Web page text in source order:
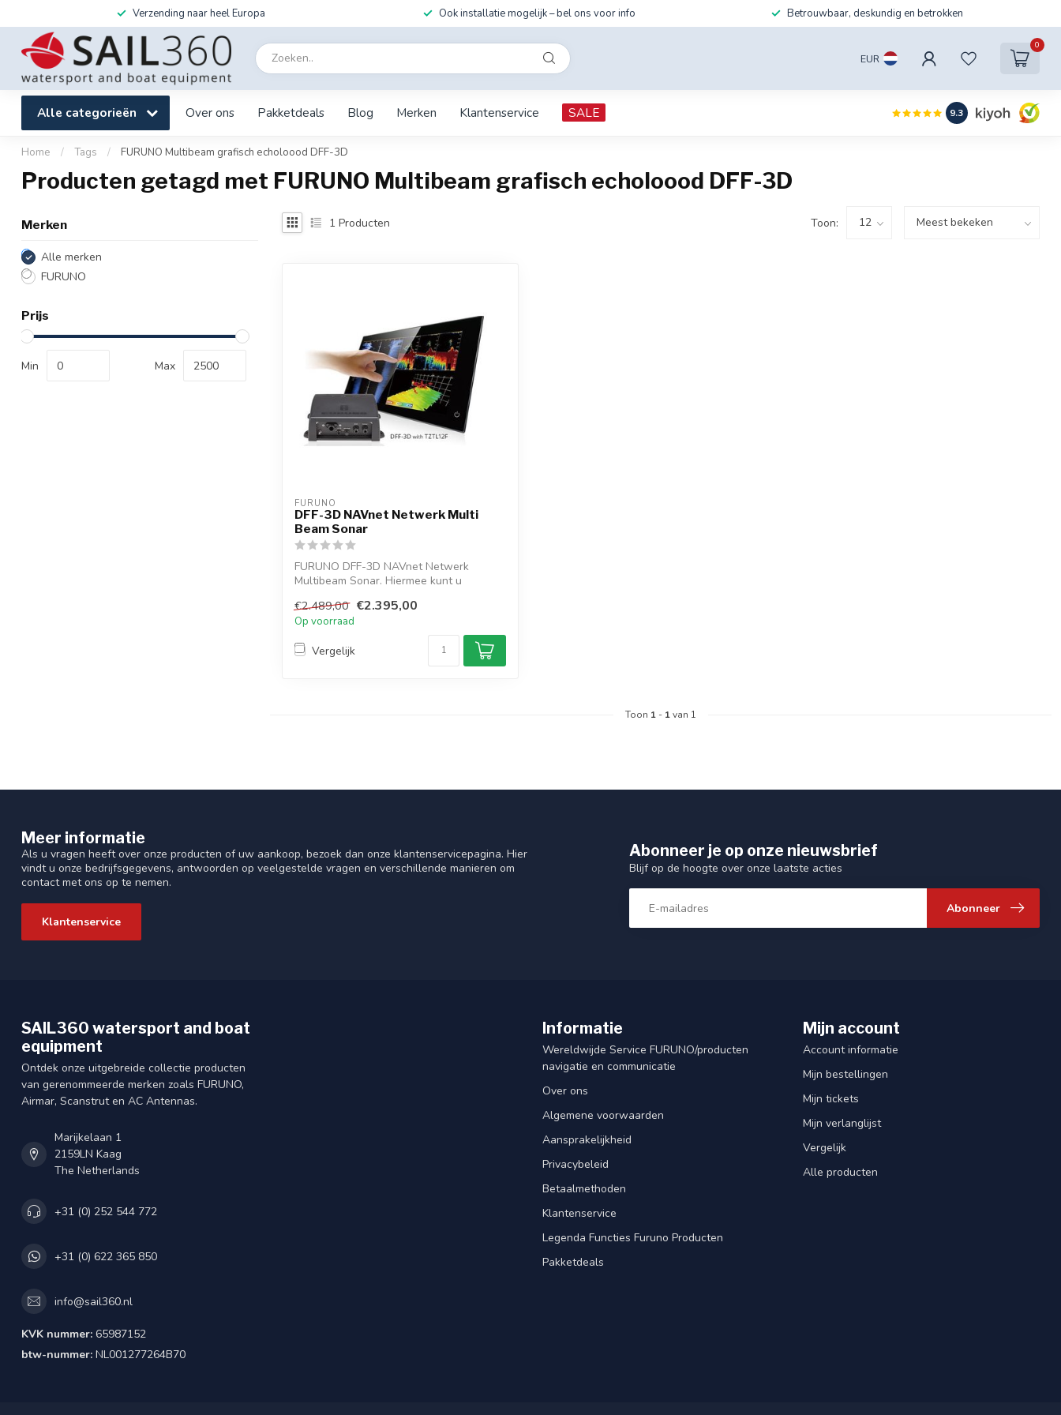
Verzending naar heel Europa Ook installatie mogelijk – bel ons voor info Betrouwbaar, deskundig en betrokken
EUR
0
Alle categorieën Over ons Pakketdeals Blog Merken Klantenservice SALE 9.3
Home / Tags / FURUNO Multibeam grafisch echoloood DFF-3D
Producten getagd met FURUNO Multibeam grafisch echoloood DFF-3D
Merken
Alle merken
FURUNO
Prijs
Min Max
1 Producten Toon:
FURUNO
DFF-3D NAVnet Netwerk Multi
Beam Sonar
FURUNO DFF-3D NAVnet Netwerk
Multibeam Sonar. Hiermee kunt u
€2.489,00 €2.395,00
Op voorraad
Vergelijk
Toon 1 - 1van 1
Meer informatie
Als u vragen heeft over onze producten of uw aankoop, bezoek dan onze klantenservicepagina. Hier
vindt u onze bedrijfsgegevens, antwoorden op veelgestelde vragen en verschillende manieren om
contact met ons op te nemen.
Klantenservice
Abonneer je op onze nieuwsbrief
Blijf op de hoogte over onze laatste acties
Abonneer
SAIL360 watersport and boat
equipment
Ontdek onze uitgebreide collectie producten
van gerenommeerde merken zoals FURUNO,
Airmar, Scanstrut en AC Antennas.
Marijkelaan 1
2159LN Kaag
The Netherlands
+31 (0) 252 544 772
+31 (0) 622 365 850
info@sail360.nl
KVK nummer: 65987152
btw-nummer: NL001277264B70
Informatie
Wereldwijde Service FURUNO/producten
navigatie en communicatie
Over ons
Algemene voorwaarden
Aansprakelijkheid
Privacybeleid
Betaalmethoden
Klantenservice
Legenda Functies Furuno Producten
Pakketdeals
Mijn account
Account informatie
Mijn bestellingen
Mijn tickets
Mijn verlanglijst
Vergelijk
Alle producten